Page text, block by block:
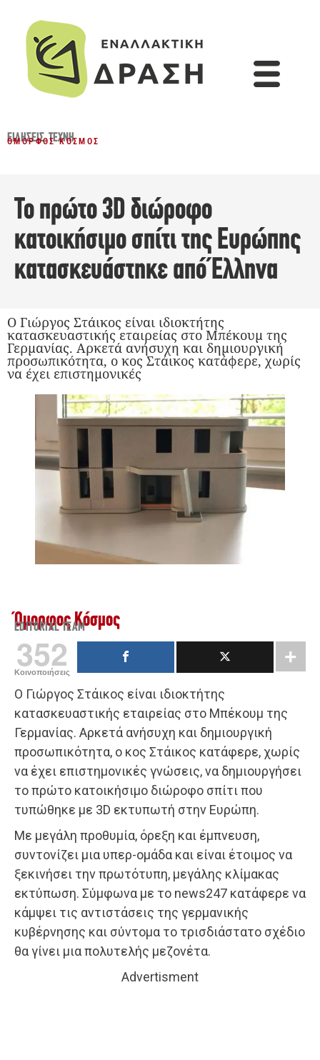
ΕΙΔΉΣΕΙΣ,ΤΈΧΝΗ
ΌΜΟΡΦΟΣ ΚΌΣΜΟΣ
Το πρώτο 3D διώροφο
κατοικήσιμο σπίτι της Ευρώπης
κατασκευάστηκε από Έλληνα
Ο Γιώργος Στάικος είναι ιδιοκτήτης
κατασκευαστικής εταιρείας στο Μπέκουμ της
Γερμανίας. Αρκετά ανήσυχη και δημιουργική
προσωπικότητα, ο κος Στάικος κατάφερε, χωρίς
να έχει επιστημονικές
Όμορφος Κόσμος
EDITORIAL TEAM
352
Κοινοποιήσεις
Ο Γιώργος Στάικος είναι ιδιοκτήτης
κατασκευαστικής εταιρείας στο Μπέκουμ της
Γερμανίας. Αρκετά ανήσυχη και δημιουργική
προσωπικότητα, ο κος Στάικος κατάφερε, χωρίς
να έχει επιστημονικές γνώσεις, να δημιουργήσει
το πρώτο κατοικήσιμο διώροφο σπίτι που
τυπώθηκε με 3D εκτυπωτή στην Ευρώπη.
Με μεγάλη προθυμία, όρεξη και έμπνευση,
συντονίζει μια υπερ-ομάδα και είναι έτοιμος να
ξεκινήσει την πρωτότυπη, μεγάλης κλίμακας
εκτύπωση. Σύμφωνα με το news247 κατάφερε να
κάμψει τις αντιστάσεις της γερμανικής
κυβέρνησης και σύντομα το τρισδιάστατο σχέδιο
θα γίνει μια πολυτελής μεζονέτα.
Advertisment